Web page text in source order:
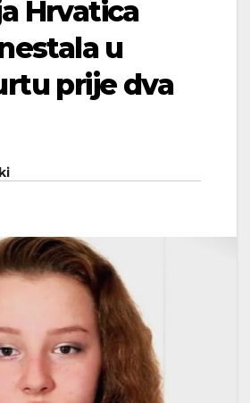
Hrvatica
u
prije dva